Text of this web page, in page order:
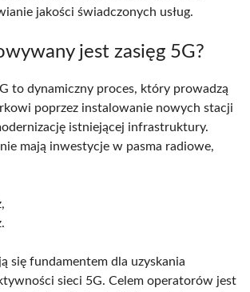
jakości świadczonych usług.
jest zasięg 5G?
to dynamiczny proces, który prowadzą
poprzez instalowanie nowych stacji
istniejącej infrastruktury.
mają inwestycje w pasma radiowe,
się fundamentem dla uzyskania
sieci 5G. Celem operatorów jest